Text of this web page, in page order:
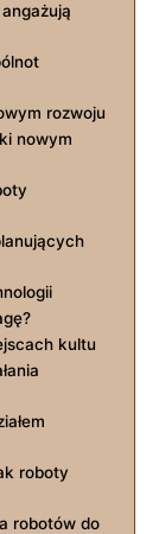
rozwoju
nowym
kultu
roboty
robotów do